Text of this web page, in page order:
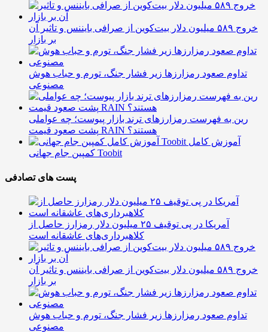
خروج ۵۸۹ میلیون دلار بیت‌کوین از صرافی بایننس و تاثیر آن
بر بازار
تداوم صعود رمزارزها زیر فشار جنگ، تورم و حباب هوش
مصنوعی
رین به فهرست رمزارزهای ترند بازار پیوست؛ چه عواملی
پشت صعود قیمت RAIN هستند؟
آموزش کامل
کمپین جام جهانی Toobit
پست های تصادفی
آمریکا در پی توقیف ۲۵ میلیون دلار رمزارز حاصل از
کلاهبرداری‌های عاشقانه است
خروج ۵۸۹ میلیون دلار بیت‌کوین از صرافی بایننس و تاثیر آن
بر بازار
تداوم صعود رمزارزها زیر فشار جنگ، تورم و حباب هوش
مصنوعی